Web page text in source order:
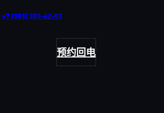
+7 (383) 303-42-03
预约回电